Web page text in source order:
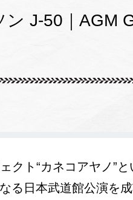
J-50｜AGM
クト“カネコアヤノ”
る日本武道館公演を